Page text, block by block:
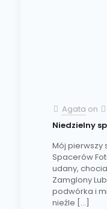
Agata on
Niedzielny
Mój pierwszy
Spacerów
udany,
Zamglony
podwórka i
nieźle […]